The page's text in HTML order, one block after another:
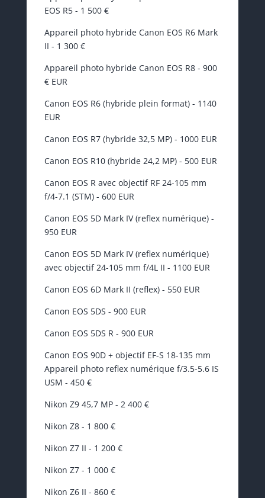
EOS R5 - 1 500 €
Appareil photo hybride Canon EOS R6 Mark
II - 1 300 €
Appareil photo hybride Canon EOS R8 - 900
€ EUR
Canon EOS R6 (hybride plein format) - 1140
EUR
Canon EOS R7 (hybride 32,5 MP) - 1000 EUR
Canon EOS R10 (hybride 24,2 MP) - 500 EUR
Canon EOS R avec objectif RF 24-105 mm
f/4-7.1 (STM) - 600 EUR
Canon EOS 5D Mark IV (reflex numérique) -
950 EUR
Canon EOS 5D Mark IV (reflex numérique)
avec objectif 24-105 mm f/4L II - 1100 EUR
Canon EOS 6D Mark II (reflex) - 550 EUR
Canon EOS 5DS - 900 EUR
Canon EOS 5DS R - 900 EUR
Canon EOS 90D + objectif EF-S 18-135 mm
Appareil photo reflex numérique f/3.5-5.6 IS
USM - 450 €
Nikon Z9 45,7 MP - 2 400 €
Nikon Z8 - 1 800 €
Nikon Z7 II - 1 200 €
Nikon Z7 - 1 000 €
Nikon Z6 II - 860 €